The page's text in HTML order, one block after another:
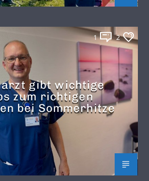
1 2
gibt wichtige
zum richtigen
bei Sommerhitze